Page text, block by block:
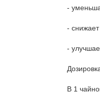
-
- снижает
-
В 1